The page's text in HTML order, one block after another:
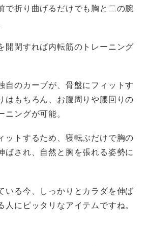
で折り曲げるだけでも胸と二の腕
開閉すれば内転筋のトレーニング
自のカーブが、骨盤にフィットす
はもちろん、お腹周りや腰回りの
ングが可能。
ットするため、寝転ぶだけで胸の
ばされ、自然と胸を張れる姿勢に
いる今、しっかりとカラダを伸ば
人にピッタリなアイテムですね。